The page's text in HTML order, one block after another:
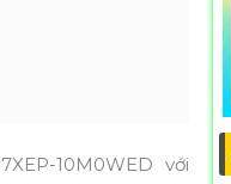
10M0WED với